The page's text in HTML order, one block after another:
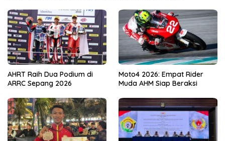
AHRT Raih Dua Podium di
ARRC Sepang 2026
Moto4 2026: Empat Rider
Muda AHM Siap Beraksi